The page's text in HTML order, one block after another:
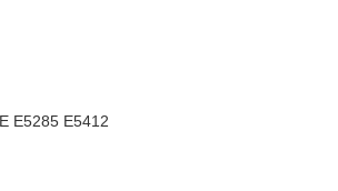
E5285 E5412